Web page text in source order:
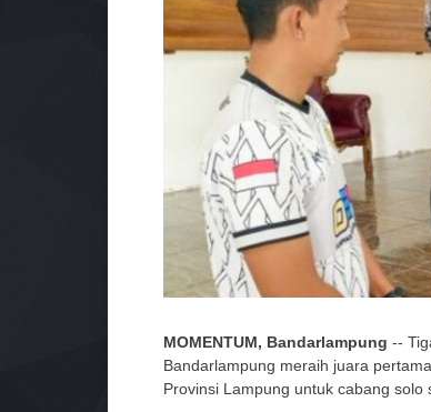
MOMENTUM, Bandarlampung --
Bandarlampung meraih juara
Provinsi Lampung untuk cabang